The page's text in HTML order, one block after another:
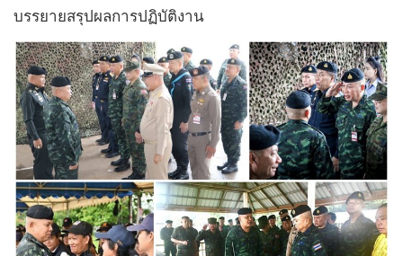
บรรยายสรุปผลการปฏิบัติงาน